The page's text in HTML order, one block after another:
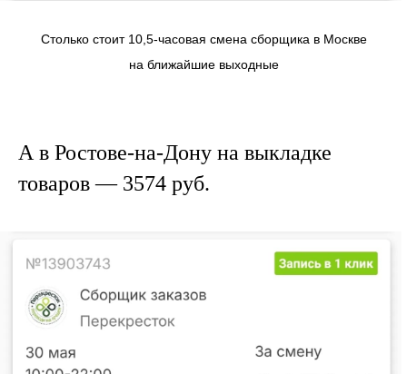
Столько стоит 10,5-часовая смена сборщика в Москве
на ближайшие выходные
А в Ростове-на-Дону на выкладке
товаров — 3574 руб.